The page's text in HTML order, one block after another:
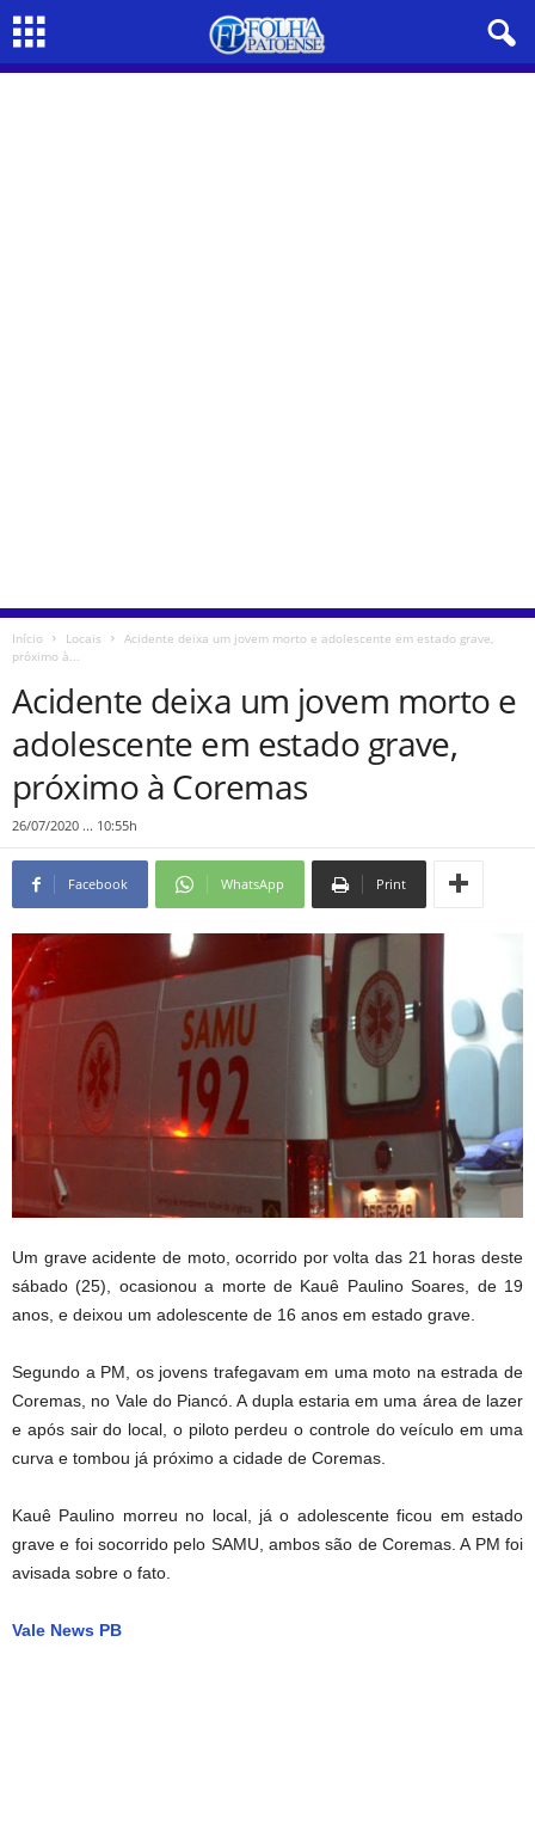
Início Locais
Acidente deixa um jovem morto e adolescente em estado grave,
próximo à...
Acidente deixa um jovem morto e
adolescente em estado grave,
próximo à Coremas
26/07/2020 ... 10:55h
Facebook WhatsApp Print
Um grave acidente de moto, ocorrido por volta das 21 horas deste
sábado (25), ocasionou a morte de Kauê Paulino Soares, de 19
anos, e deixou um adolescente de 16 anos em estado grave.
Segundo a PM, os jovens trafegavam em uma moto na estrada de
Coremas, no Vale do Piancó. A dupla estaria em uma área de lazer
e após sair do local, o piloto perdeu o controle do veículo em uma
curva e tombou já próximo a cidade de Coremas.
Kauê Paulino morreu no local, já o adolescente ficou em estado
grave e foi socorrido pelo SAMU, ambos são de Coremas. A PM foi
avisada sobre o fato.
Vale News PB